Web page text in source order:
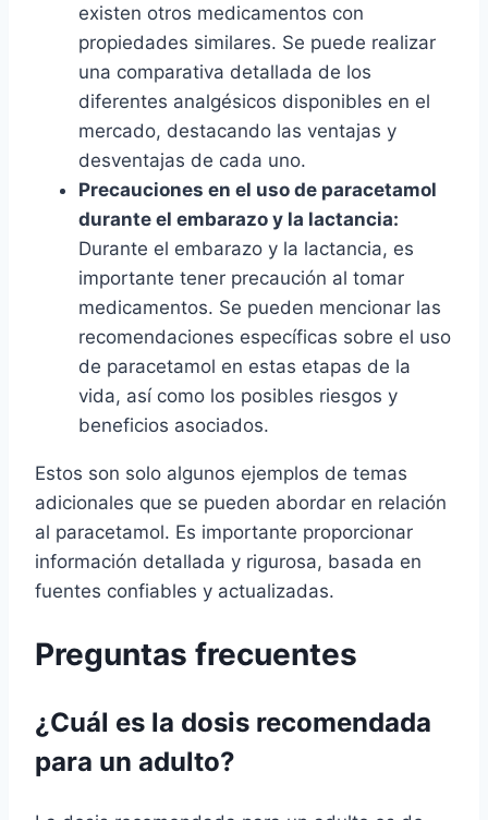
existen otros medicamentos con
propiedades similares. Se puede realizar
una comparativa detallada de los
diferentes analgésicos disponibles en el
mercado, destacando las ventajas y
desventajas de cada uno.
Precauciones en el uso de paracetamol
durante el embarazo y la lactancia:
Durante el embarazo y la lactancia, es
importante tener precaución al tomar
medicamentos. Se pueden mencionar las
recomendaciones específicas sobre el uso
de paracetamol en estas etapas de la
vida, así como los posibles riesgos y
beneficios asociados.
Estos son solo algunos ejemplos de temas
adicionales que se pueden abordar en relación
al paracetamol. Es importante proporcionar
información detallada y rigurosa, basada en
fuentes confiables y actualizadas.
Preguntas frecuentes
¿Cuál es la dosis recomendada
para un adulto?